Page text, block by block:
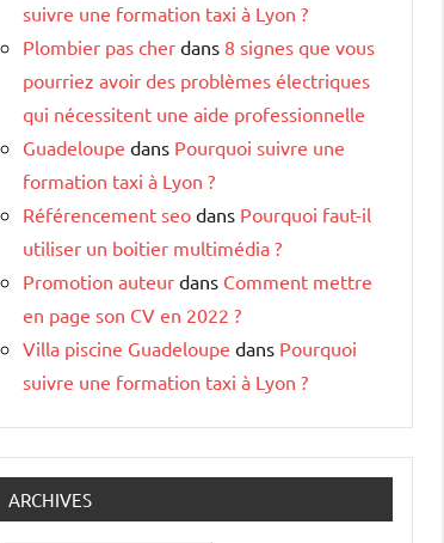
suivre une formation taxi à Lyon ?
Plombier pas cher dans 8 signes que vous
pourriez avoir des problèmes électriques
qui nécessitent une aide professionnelle
Guadeloupe dans Pourquoi suivre une
formation taxi à Lyon ?
Référencement seo dans Pourquoi faut-il
utiliser un boitier multimédia ?
Promotion auteur dans Comment mettre
en page son CV en 2022 ?
Villa piscine Guadeloupe dans Pourquoi
suivre une formation taxi à Lyon ?
ARCHIVES